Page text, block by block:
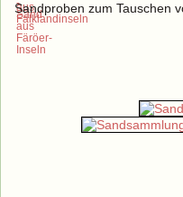
Sandproben zum Tauschen